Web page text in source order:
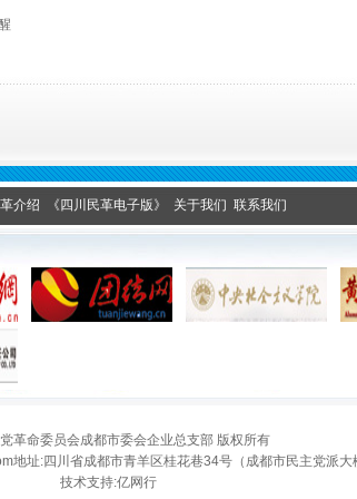
介绍 《四川民革电子版》 关于我们 联系我们
革命委员会成都市委会企业总支部版权所有
地址:四川省成都市青羊区桂花巷34号（成都市民主党派大
技术支持:亿网行